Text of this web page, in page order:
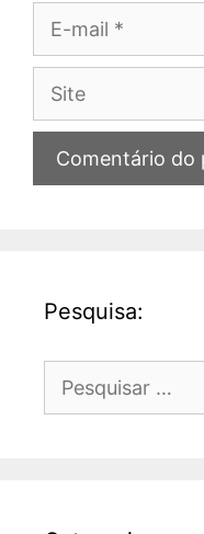
Site
Pesquisa:
por: